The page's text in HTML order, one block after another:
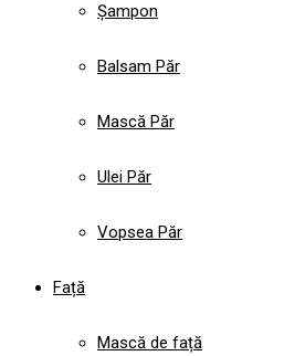
Șampon
Balsam Păr
Mască Păr
Ulei Păr
Vopsea Păr
Față
Mască de față